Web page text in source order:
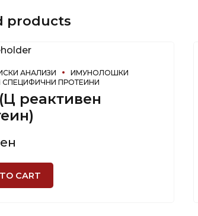
products
АНАЛИЗИ
ИМУНОЛОШКИ
СПЕЦИФИЧНИ ПРОТЕИНИ
реактивен
CART